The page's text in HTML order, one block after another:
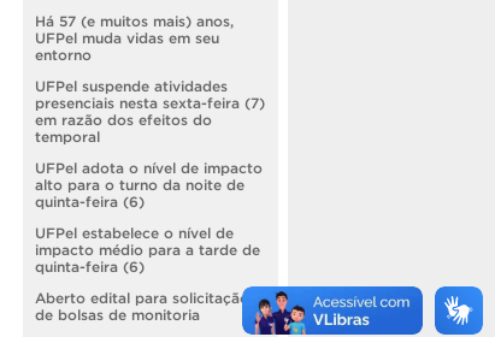
Há 57 (e muitos mais) anos,
UFPel muda vidas em seu
entorno
UFPel suspende atividades
presenciais nesta sexta-feira (7)
em razão dos efeitos do
temporal
UFPel adota o nível de impacto
alto para o turno da noite de
quinta-feira (6)
UFPel estabelece o nível de
impacto médio para a tarde de
quinta-feira (6)
Aberto edital para solicitação
de bolsas de monitoria